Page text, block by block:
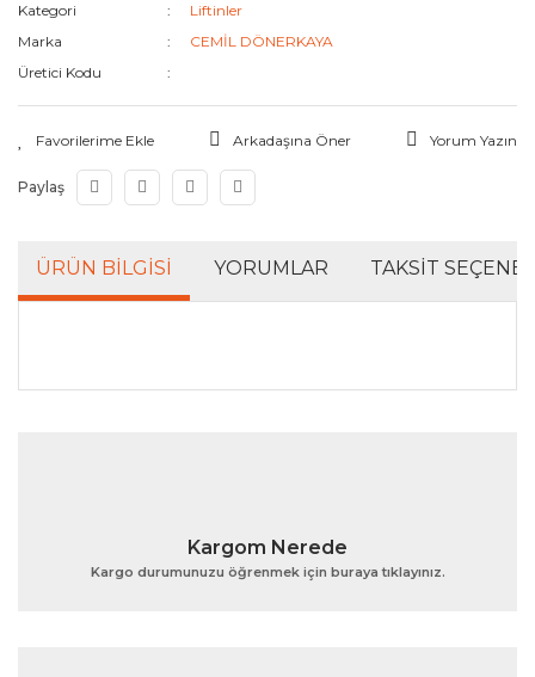
Kategori
Liftinler
Marka
CEMİL DÖNERKAYA
Üretici Kodu
Arkadaşına Öner Yorum Yazın
Paylaş
ÜRÜN BILGISI YORUMLAR TAKSIT
Bu ürünün fiyat bilgisi, resim, ürün açıklamalarında ve
Ürün açıklamasında eksik bilgiler bulunuyor.
Kargom Nerede
Kargo durumunuzu öğrenmek için buraya tıklayınız.